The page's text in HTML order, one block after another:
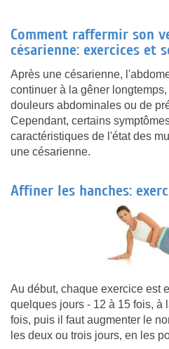
Comment raffermir son
césarienne: exercices et
Après une césarienne,
continuer à la gêner
douleurs abdominales ou de
Cependant, certains
caractéristiques de l'état des
une césarienne.
Affiner les hanches:
Au début, chaque exercice est
quelques jours - 12 à 15 fois, à
fois, puis il faut augmenter le
les deux ou trois jours, en les